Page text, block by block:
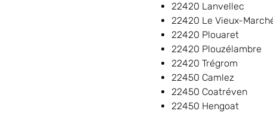
22420 Lanvellec
22420 Le Vieux-
22420 Plouaret
22420 Plouzélambre
22420 Trégrom
22450 Camlez
22450 Coatréven
22450 Hengoat